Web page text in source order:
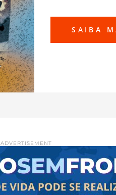
SAIBA
ADVERTISEMENT